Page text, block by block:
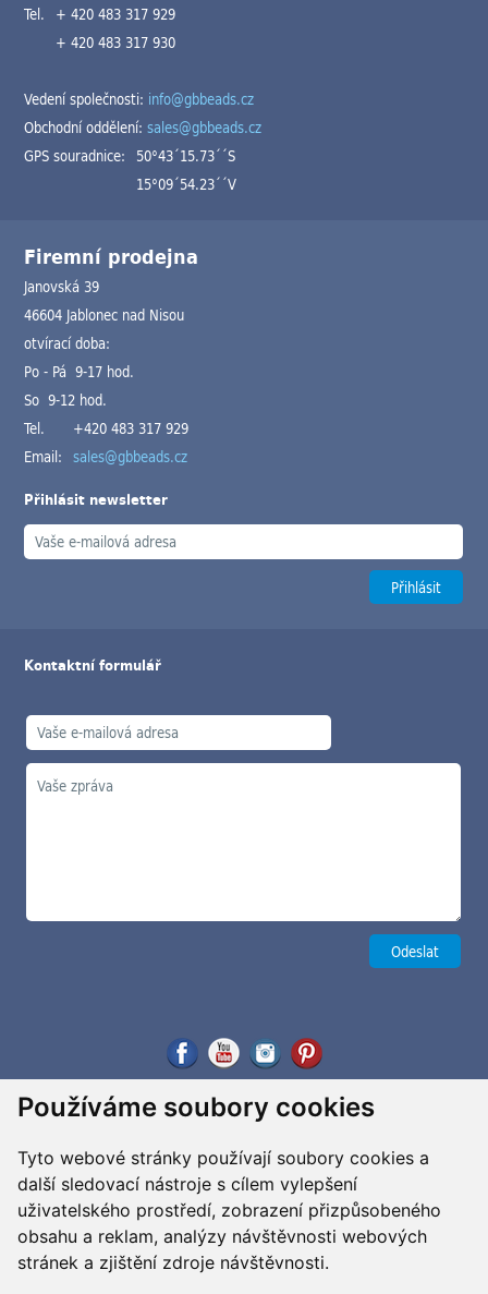
Používáme soubory cookies
Tyto webové stránky používají soubory cookies a
další sledovací nástroje s cílem vylepšení
uživatelského prostředí, zobrazení přizpůsobeného
obsahu a reklam, analýzy návštěvnosti webových
stránek a zjištění zdroje návštěvnosti.
Tel. + 420 483 317 929
+ 420 483 317 930
Vedení společnosti: info@gbbeads.cz
Obchodní oddělení:sales@gbbeads.cz
GPS souradnice: 50°43´15.73´´S
15°09´54.23´´V
Firemní prodejna
Janovská 39
46604 Jablonec nad Nisou
otvírací doba:
Po - Pá 9-17 hod.
So 9-12 hod.
Tel.
+420 483 317 929
Email: sales@gbbeads.cz
Přihlásit newsletter
Kontaktní formulář